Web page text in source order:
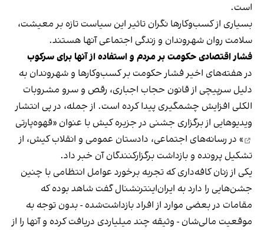
است.
بسیاری از کسب‌وکارها نگران تاثیر این سیاست‌ تازه بر معیشت،
سلامت روان شهروندان و زندگی اجتماعی آنها هستند.
فشار اقتصادی حکومت بر مردم و استفاده از آنها برای سرکوب
در هفته‌های اخیر فشار حکومت بر کسب‌وکارها و شهروندان به
دلیل سرپیچی از قانون حجاب اجباری، رقص و سرو مشروبات
الکلی افزایش چشمگیری پیدا کرده است. از جمله، در پی انتشار
ویدیوهایی از برگزاری جشنی در جزیره کیش با عنوان «قهوه‌پارتی
» در رسانه‌های اجتماعی، دادستان عمومی و انقلاب کیش، از
تشکیل پرونده و بازداشت برگزارکنندگان آن خبر داد.
یکی از زنان کافه‌داری که تجربه برخورد عوامل انتظامی با چنین
جشن‌هایی را دارد به ایران‌اینترنشنال گفت شاهد بوده که
مقامات در بعضی موارد از افراد بازداشت‌‌شده - بدون توجه به
موقعیت مالی‌شان - وثیقه چند میلیاردی دریافت کرده و آنها را از